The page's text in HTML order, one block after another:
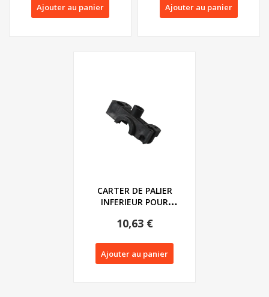
Ajouter au panier Ajouter au panier
CARTER DE PALIER
INFERIEUR POUR
FLORABEST...
10,63 €
Ajouter au panier